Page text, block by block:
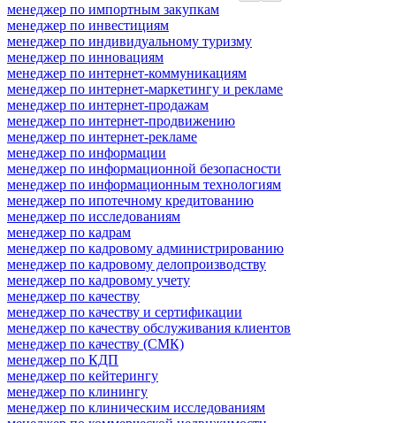
менеджер по импортным закупкам
менеджер по инвестициям
менеджер по индивидуальному туризму
менеджер по инновациям
менеджер по интернет-коммуникациям
менеджер по интернет-маркетингу и рекламе
менеджер по интернет-продажам
менеджер по интернет-продвижению
менеджер по интернет-рекламе
менеджер по информации
менеджер по информационной безопасности
менеджер по информационным технологиям
менеджер по ипотечному кредитованию
менеджер по исследованиям
менеджер по кадрам
менеджер по кадровому администрированию
менеджер по кадровому делопроизводству
менеджер по кадровому учету
менеджер по качеству
менеджер по качеству и сертификации
менеджер по качеству обслуживания клиентов
менеджер по качеству (СМК)
менеджер по КДП
менеджер по кейтерингу
менеджер по клинингу
менеджер по клиническим исследованиям